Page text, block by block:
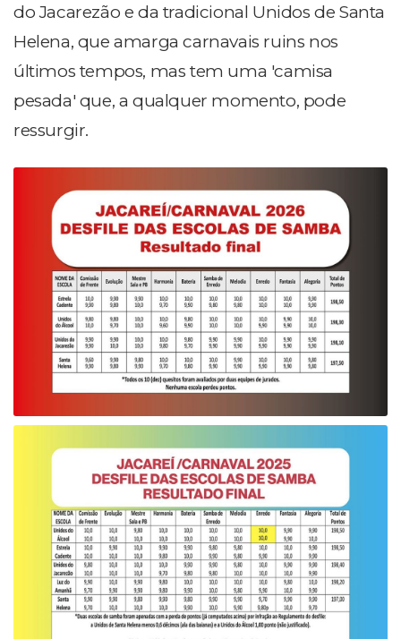
do Jacarezão e da tradicional Unidos de Santa
Helena, que amarga carnavais ruins nos
últimos tempos, mas tem uma 'camisa
pesada' que, a qualquer momento, pode
ressurgir.